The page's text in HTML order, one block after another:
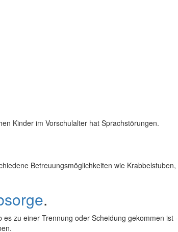
Kinder im Vorschulalter hat Sprachstörungen.
Betreuungsmöglichkeiten wie Krabbelstuben,
.
zu einer Trennung oder Scheidung gekommen ist -